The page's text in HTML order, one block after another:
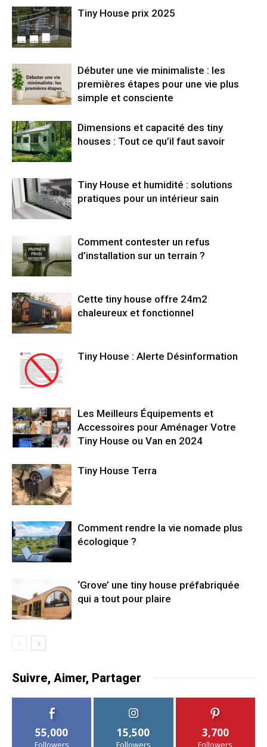
Tiny House prix 2025
Débuter une vie minimaliste : les
premières étapes pour une vie plus
simple et consciente
Dimensions et capacité des tiny
houses : Tout ce qu’il faut savoir
Tiny House et humidité : solutions
pratiques pour un intérieur sain
Comment contester un refus
d’installation sur un terrain ?
Cette tiny house offre 24m2
chaleureux et fonctionnel
Tiny House : Alerte Désinformation
Les Meilleurs Équipements et
Accessoires pour Aménager Votre
Tiny House ou Van en 2024
Tiny House Terra
Comment rendre la vie nomade plus
écologique ?
‘Grove’ une tiny house préfabriquée
qui a tout pour plaire
Suivre, Aimer, Partager
55,000
Followers
15,500
Followers
3,700
Followers